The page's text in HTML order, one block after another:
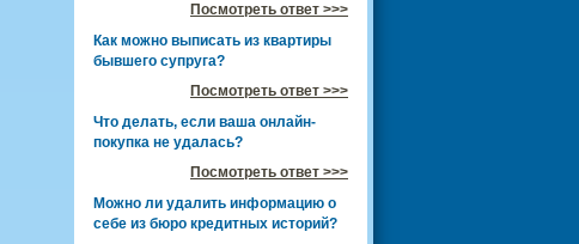
Посмотреть ответ >>>
Как можно выписать из квартиры
бывшего супруга?
Посмотреть ответ >>>
Что делать, если ваша онлайн-
покупка не удалась?
Посмотреть ответ >>>
Можно ли удалить информацию о
себе из бюро кредитных историй?